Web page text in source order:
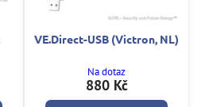
VE.Direct-USB (Victron, NL)
Na dotaz
880 Kč